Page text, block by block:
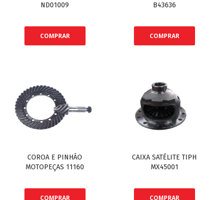
ND01009
COMPRAR
B43636
COMPRAR
COROA E PINHÃO
MOTOPEÇAS 11160
COMPRAR
CAIXA SATÉLITE TIPH
MX45001
COMPRAR